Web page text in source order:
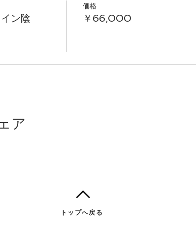
っきりするなど、多くの方が快眠や脳疲労の
間を設けての実施です。
導のポイントを学び、陰ヨガインストラクター
で、陰ヨガにご興味のある方
をしている方で陰ヨガ知識を更に深めたい方
方
でも指導したいとお考えの方
ン陰
価格
￥66,000
ア
トップへ戻る